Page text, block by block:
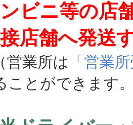
ビニ等の店
店舗へ発送
業所は 「営業
ことができます